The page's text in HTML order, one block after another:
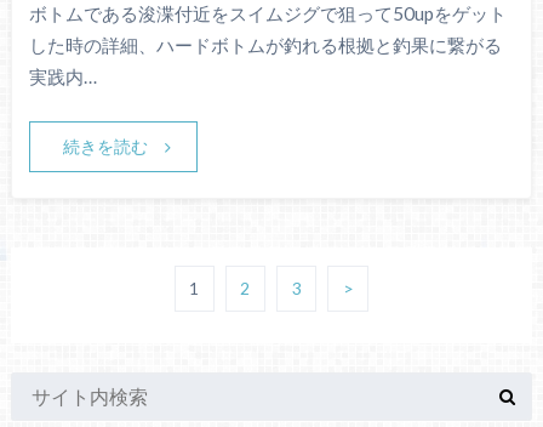
ボトムである浚渫付近をスイムジグで狙って50upをゲット
した時の詳細、ハードボトムが釣れる根拠と釣果に繋がる
実践内…
続きを読む
1 2 3 >